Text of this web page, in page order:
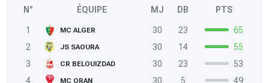
N° ÉQUIPE MJ DB PTS
1 MC ALGER 30 23
65
2
JS SAOURA 30 14
55
3
CR BELOUIZDAD 30 23
53
4
MC ORAN 30 5
49